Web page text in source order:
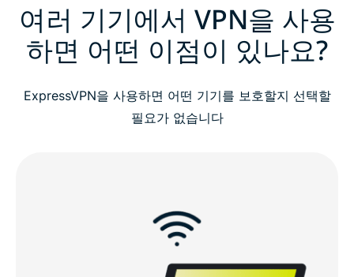
여러 기기에서 VPN을 사용하면 어떤 이점이 있나요?
여러 기기에 ExpressVPN 설정하는 방법
호환 기기 및 플랫폼
ExpressVPN에 대한 고객의 평가
여러 기기에서 VPN을 사용
하면 어떤 이점이 있나요?
ExpressVPN을 사용하면 어떤 기기를 보호할지 선택할
필요가 없습니다